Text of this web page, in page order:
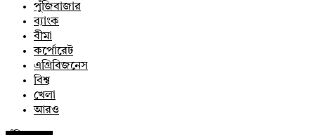
পুঁজিবাজার
ব্যাংক
বীমা
কর্পোরেট
এগ্রিবিজনেস
বিশ্ব
খেলা
আরও